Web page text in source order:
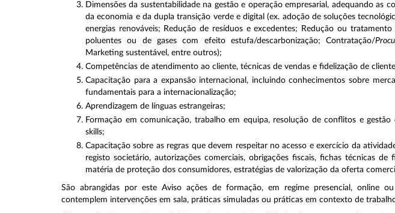
Dimensões da sustentabilidade na gestão e operação empresarial, adequando as
da economia e da dupla transição verde e digital (ex. adoção de soluções
energias renováveis; Redução de resíduos e excedentes; Redução ou
poluentes ou de gases com efeito estufa/descarbonização; Contratação/
Marketing sustentável, entre outros);
Competências de atendimento ao cliente, técnicas de vendas e fidelização de
Capacitação para a expansão internacional, incluindo conhecimentos sobre
fundamentais para a internacionalização;
Aprendizagem de línguas estrangeiras;
Formação em comunicação, trabalho em equipa, resolução de conflitos e
skills;
Capacitação sobre as regras que devem respeitar no acesso e exercício da
registo societário, autorizações comerciais, obrigações fiscais, fichas técnicas
matéria de proteção dos consumidores, estratégias de valorização da oferta
São abrangidas por este Aviso ações de formação, em regime presencial, online
contemplem intervenções em sala, práticas simuladas ou práticas em contexto de